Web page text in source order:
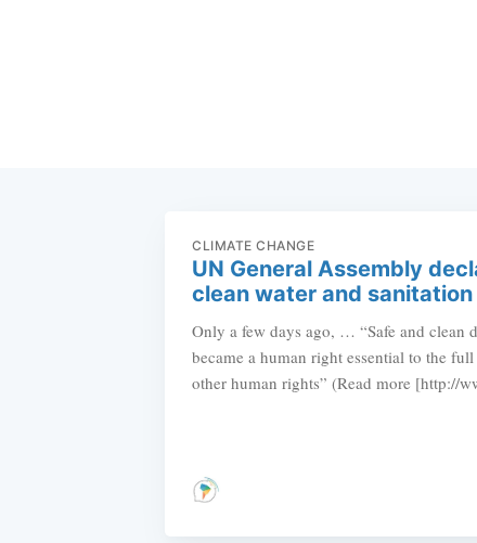
CLIMATE CHANGE
UN General Assembly
clean water and
Only a few days ago, … “Safe and clean
became a human right essential to the
other human rights” (Read more [http://